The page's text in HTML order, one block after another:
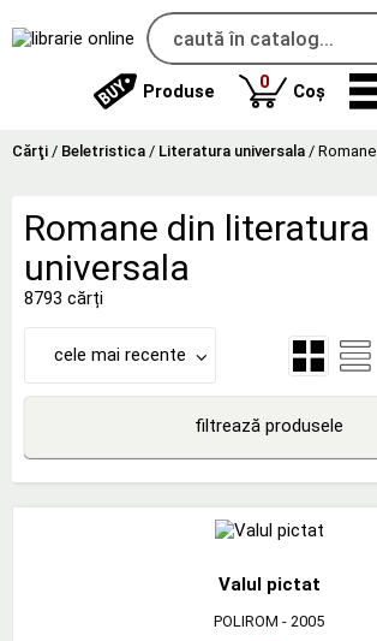
Produse 0produse
Coș
Cărţi / Beletristica / Literatura universala / Romane
Romane din literatura
universala
8793 cărți
cele mai recente
filtrează produsele
Valul pictat
POLIROM - 2005